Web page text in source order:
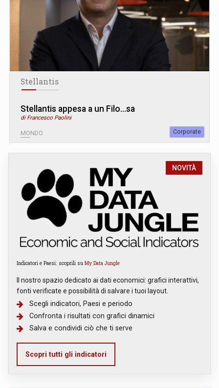
Stellantis
Stellantis appesa a un Filo...sa
di Francesco Paolini
MONDO Corporate
NOVITÀ
Indicatori e Paesi: scoprili su My Data Jungle
Il nostro spazio dedicato ai dati economici: grafici interattivi,
fonti verificate e possibilità di salvare i tuoi layout.
Scegli indicatori, Paesi e periodo
Confronta i risultati con grafici dinamici
Salva e condividi ciò che ti serve
Scopri tutti gli indicatori